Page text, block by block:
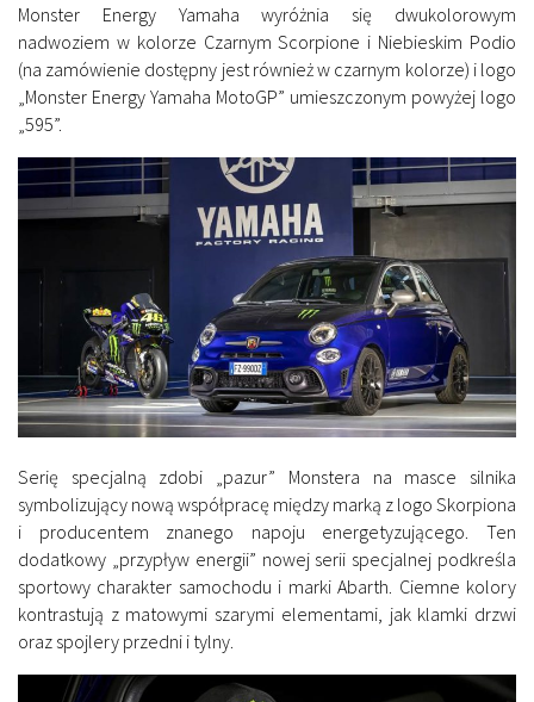
Monster Energy Yamaha wyróżnia się dwukolorowym
nadwoziem w kolorze Czarnym Scorpione i Niebieskim Podio
(na zamówienie dostępny jest również w czarnym kolorze) i logo
„Monster Energy Yamaha MotoGP” umieszczonym powyżej logo
„595”.
Serię specjalną zdobi „pazur” Monstera na masce silnika
symbolizujący nową współpracę między marką z logo Skorpiona
i producentem znanego napoju energetyzującego. Ten
dodatkowy „przypływ energii” nowej serii specjalnej podkreśla
sportowy charakter samochodu i marki Abarth. Ciemne kolory
kontrastują z matowymi szarymi elementami, jak klamki drzwi
oraz spojlery przedni i tylny.